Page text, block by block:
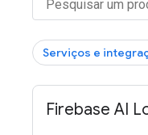
Serviços e
Firebase AI